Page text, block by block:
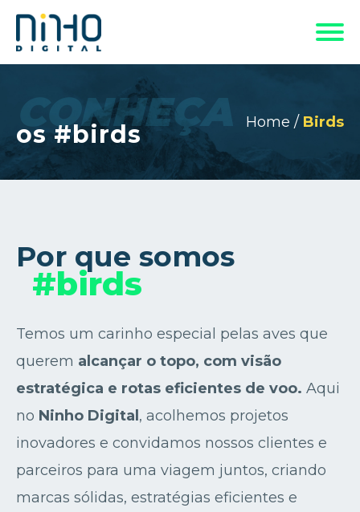
CONHEÇA
os #birds Home / Birds
Por que somos
#birds
Temos um carinho especial pelas aves que
querem alcançar o topo, com visão
estratégica e rotas eficientes de voo. Aqui
no Ninho Digital , acolhemos projetos
inovadores e convidamos nossos clientes e
parceiros para uma viagem juntos, criando
marcas sólidas, estratégias eficientes e